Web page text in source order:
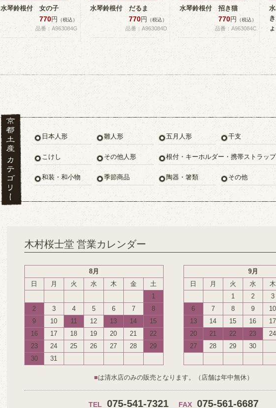
水琴鈴根付 女の子
770円 （税込）
品番：A963084G
水琴鈴根付 だるま
770円 （税込）
品番：A963084D
水琴鈴根付 招き猫
770円 （税込）
品番：A963084C
ょ
日本人形 雛人形 五月人形 干支
こけし その他人形 根付・キーホルダー・携帯ストラップ
和装・和小物 季節商品 陶器・箸類 その他
木村桜士堂 営業カレンダー
8月
日
月 火 水 木 金
土
1
2
3 4 5 6 7
8
9
10 11 12 13 14
15
16
17 18 19 20 21
22
23
24 25 26 27 28
29
30
31
9月
日
月 火 水 木
1
2 3
6
7 8 9 10
13
14 15 16 17
20
21 22 23 24
27
28 29 30
■は清水店のみの販売となります。（店舗は年中無休）
TEL 075-541-7321 FAX 075-561-6687